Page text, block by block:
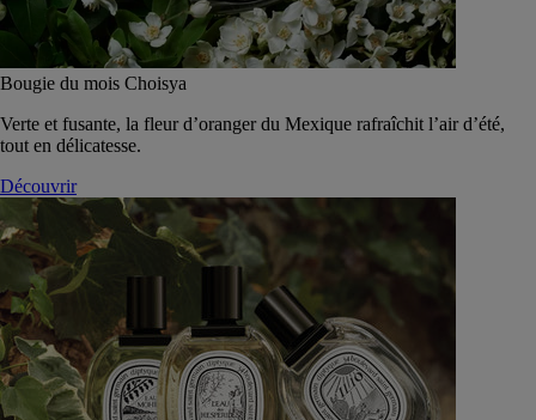
Bougie du mois Choisya
Verte et fusante, la fleur d’oranger du Mexique rafraîchit l’air d’été,
tout en délicatesse.
Découvrir